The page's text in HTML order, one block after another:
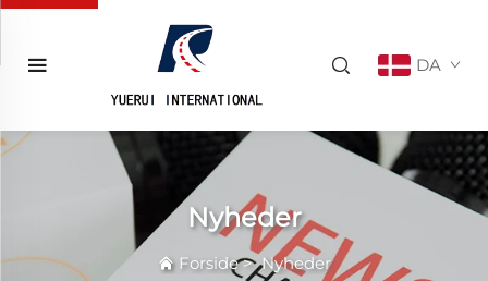
DA
Nyheder
Forside>Nyheder